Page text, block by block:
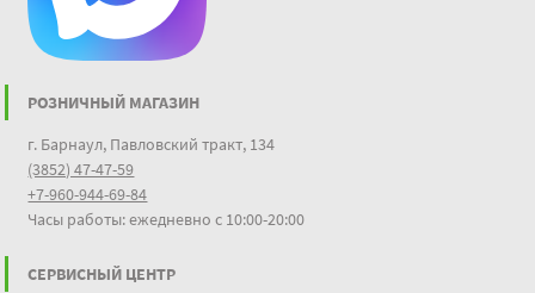
РОЗНИЧНЫЙ МАГАЗИН
г. Барнаул, Павловский тракт, 134
(3852) 47-47-59
+7-960-944-69-84
Часы работы: ежедневно с 10:00-20:00
СЕРВИСНЫЙ ЦЕНТР